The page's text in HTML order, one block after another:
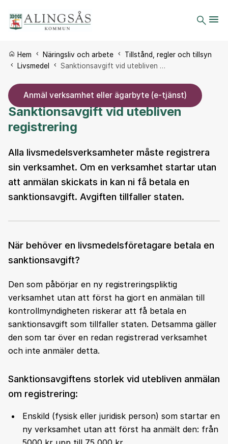
Du är här:
Hem Näringsliv och arbete
Tillstånd, regler och tillsyn
Livsmedel
Sanktionsavgift vid utebliven …
Anmäl verksamhet eller ägarbyte (e-tjänst)
Sanktionsavgift vid utebliven
registrering
Alla livsmedelsverksamheter måste registrera
sin verksamhet. Om en verksamhet startar utan
att anmälan skickats in kan ni få betala en
sanktionsavgift. Avgiften tillfaller staten.
När behöver en livsmedelsföretagare betala en
sanktionsavgift?
Den som påbörjar en ny registreringspliktig
verksamhet utan att först ha gjort en anmälan till
kontrollmyndigheten riskerar att få betala en
sanktionsavgift som tillfaller staten. Detsamma gäller
den som tar över en redan registrerad verksamhet
och inte anmäler detta.
Sanktionsavgiftens storlek vid utebliven anmälan
om registrering:
Enskild (fysisk eller juridisk person) som startar en
ny verksamhet utan att först ha anmält den: från